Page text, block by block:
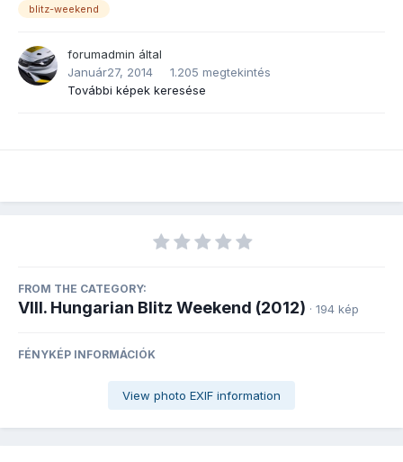
blitz-weekend
forumadmin által
Január27, 2014
1.205 megtekintés
További képek keresése
FROM THE CATEGORY:
VIII. Hungarian Blitz Weekend (2012) · 194 kép
FÉNYKÉP INFORMÁCIÓK
View photo EXIF information